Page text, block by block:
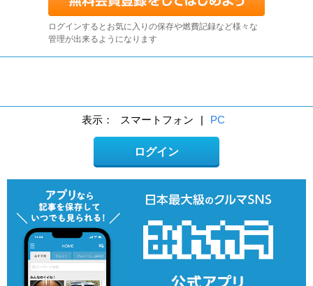
ログインするとお気に入りの保存や燃費記録など様々な
管理が出来るようになります
表示： スマートフォン | PC
ログイン